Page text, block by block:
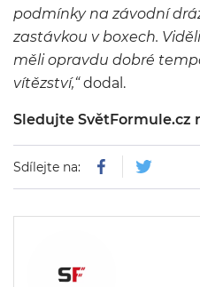
podmínky na závodní
zastávkou v boxech.
měli opravdu dobré
vítězství,“dodal.
Sledujte SvětFormule.cz
Sdílejte na: